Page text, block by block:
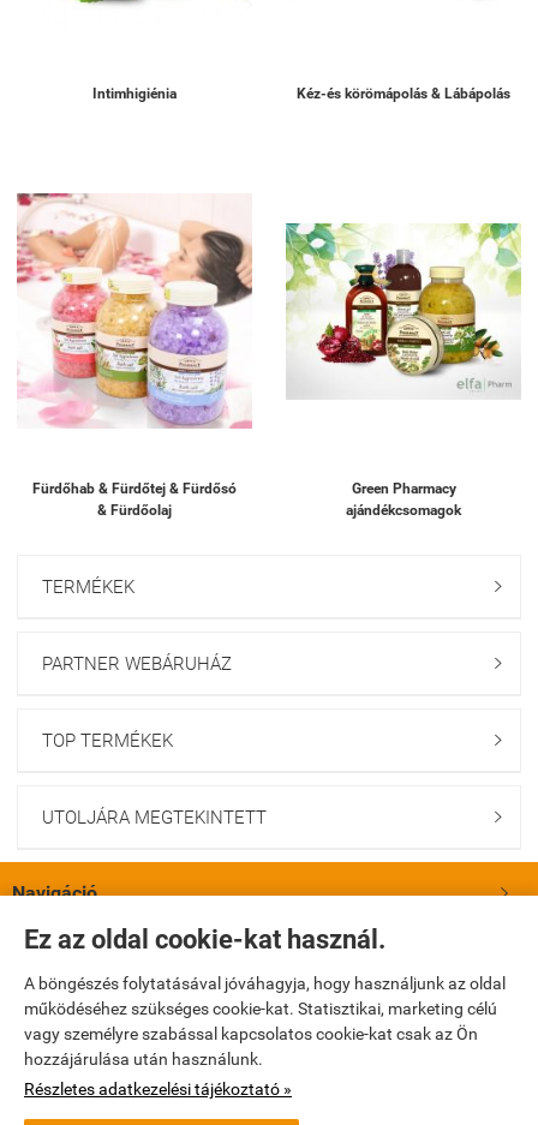
Ez az oldal cookie-kat használ.
A böngészés folytatásával jóváhagyja, hogy használjunk az oldal
működéséhez szükséges cookie-kat. Statisztikai, marketing célú
vagy személyre szabással kapcsolatos cookie-kat csak az Ön
hozzájárulása után használunk.
Részletes adatkezelési tájékoztató »
Intimhigiénia Kéz-és körömápolás & Lábápolás
Fürdőhab & Fürdőtej & Fürdősó
& Fürdőolaj
Green Pharmacy
ajándékcsomagok
TERMÉKEK 
PARTNER WEBÁRUHÁZ 
TOP TERMÉKEK 
UTOLJÁRA MEGTEKINTETT 
Navigáció 
Saját fiók
Bemutatkozás
Elérhetőségek